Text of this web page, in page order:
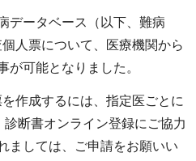
データベース（以下、難病
人票について、医療機関から
が可能となりました。
作成するには、指定医ごとに
診断書オンライン登録にご協力
ましては、ご申請をお願いい